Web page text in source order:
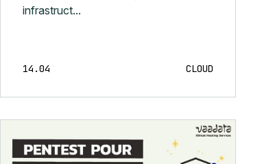
infrastruct...
14.04 CLOUD